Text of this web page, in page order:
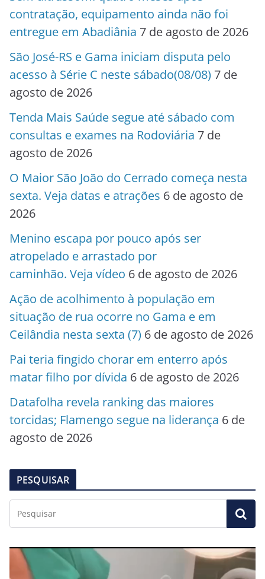
contratação, equipamento ainda não foi
entregue em Abadiânia 7 de agosto de 2026
São José-RS e Gama iniciam disputa pelo
acesso à Série C neste sábado(08/08) 7 de
agosto de 2026
Tenda Mais Saúde segue até sábado com
consultas e exames na Rodoviária 7 de
agosto de 2026
O Maior São João do Cerrado começa nesta
sexta. Veja datas e atrações 6 de agosto de
2026
Menino escapa por pouco após ser
atropelado e arrastado por
caminhão. Veja vídeo 6 de agosto de 2026
Ação de acolhimento à população em
situação de rua ocorre no Gama e em
Ceilândia nesta sexta (7) 6 de agosto de 2026
Pai teria fingido chorar em enterro após
matar filho por dívida 6 de agosto de 2026
Datafolha revela ranking das maiores
torcidas; Flamengo segue na liderança 6 de
agosto de 2026
PESQUISAR